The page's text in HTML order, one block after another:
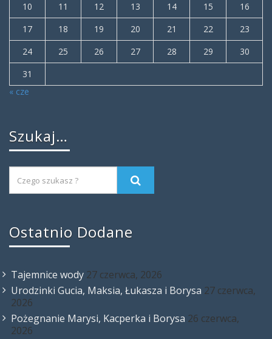
10
11 12 13 14 15
16
17
18 19 20 21 22
23
24
25 26 27 28 29
30
31
« cze
Szukaj…
Ostatnio Dodane
Tajemnice wody 27 czerwca, 2026
Urodzinki Gucia, Maksia, Łukasza i Borysa 27 czerwca,
2026
Pożegnanie Marysi, Kacperka i Borysa 26 czerwca,
2026